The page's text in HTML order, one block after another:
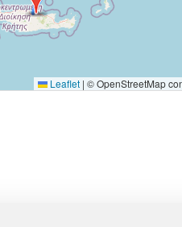
Leaflet | © OpenStreetMap